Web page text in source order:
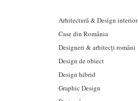
Arhitectură & Design interior
Case din România
Designeri & arhitecți români
Design de obiect
Design hibrid
Graphic Design